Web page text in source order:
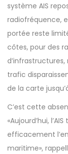
système AIS
radiofréquence,
portée reste
côtes, pour des
trafic
de la carte
C’est cette
«Aujourd’hui,
efficacement
maritime»,